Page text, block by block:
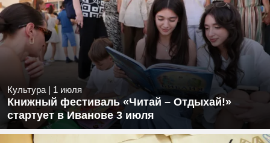
Культура | 1 июля
Книжный фестиваль «Читай – Отдыхай!»
стартует в Иванове 3 июля